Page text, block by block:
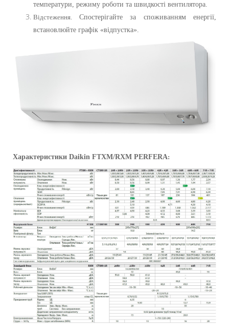
температури, режиму роботи та швидкості вентилятора.
Відстеження. Спостерігайте за споживанням енергії,
встановлюйте графік «відпустка».
Характеристики Daikin FTXM/RXM PERFERA: